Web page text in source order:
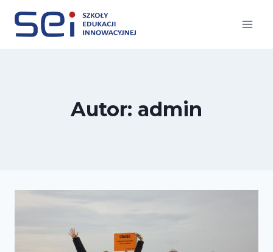
treści
Autor: admin